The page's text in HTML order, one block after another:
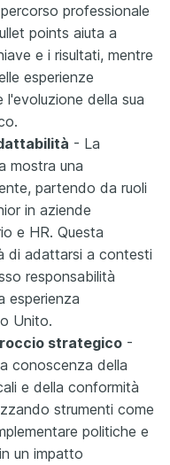
professionale
points aiuta a
e i risultati, mentre
esperienze
della sua
- La
mostra una
partendo da ruoli
in aziende
e HR. Questa
di adattarsi a contesti
responsabilità
esperienza
Unito.
strategico -
conoscenza della
e della conformità
strumenti come
politiche e
un impatto